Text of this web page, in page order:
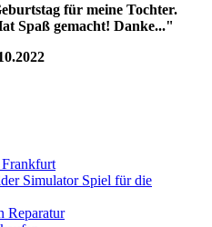
für meine Tochter.
Spaß gemacht! Danke..."
Frankfurt
Simulator Spiel für die
Reparatur